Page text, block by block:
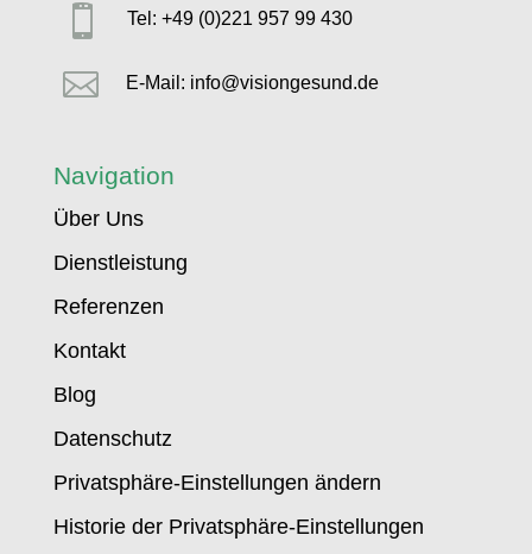
 Tel: +49 (0)221 957 99 430
 E-Mail: info@visiongesund.de
Navigation
Über Uns
Dienstleistung
Referenzen
Kontakt
Blog
Datenschutz
Privatsphäre-Einstellungen ändern
Historie der Privatsphäre-Einstellungen